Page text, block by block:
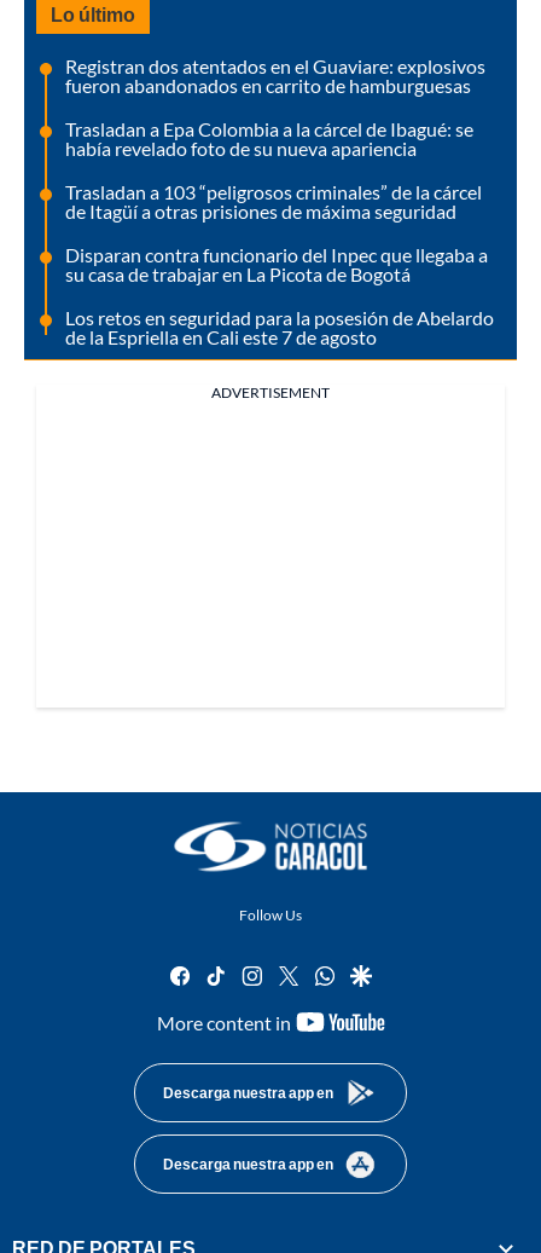
Lo último
Registran dos atentados en el Guaviare: explosivos
fueron abandonados en carrito de hamburguesas
Trasladan a Epa Colombia a la cárcel de Ibagué: se
había revelado foto de su nueva apariencia
Trasladan a 103 “peligrosos criminales” de la cárcel
de Itagüí a otras prisiones de máxima seguridad
Disparan contra funcionario del Inpec que llegaba a
su casa de trabajar en La Picota de Bogotá
Los retos en seguridad para la posesión de Abelardo
de la Espriella en Cali este 7 de agosto
ADVERTISEMENT
Follow Us
facebook
tiktok instagram
twitterwhatsapp
google
More content in
youtube-
Descarga nuestra app en
Descarga nuestra app en
RED DE PORTALES